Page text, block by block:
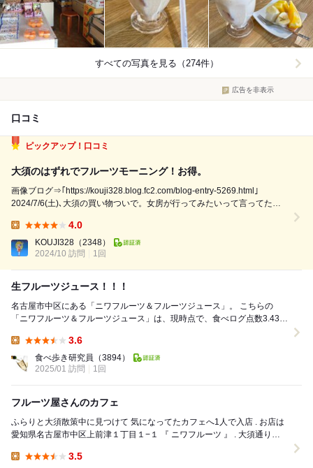
すべての写真を見る（274件）
広告を非表示
口コミ
ピックアップ！口コミ
大須のはずれでフルーツモーニング！お得。
画像ブログ⇒｢https://kouji328.blog.fc2.com/blog-entry-5269.html｣
2024/7/6(土)､大須の買い物ついで。女房が行ってみたいって言ってたモ
｢やきとり角屋｣がある交差点を南東に...
4.0
KOUJI328 （2348）
2024/10 訪問
1回
生フルーツジュース！！！
名古屋市中区にある「ニワフルーツ＆フルーツジュース」。 こちらの
「ニワフルーツ＆フルーツジュース」は、現時点で、食べログ点数3.43な
3.6
食べ歩き研究員 （3894）
2025/01 訪問
1回
フルーツ屋さんのカフェ
ふらりと大須散策中に見つけて 気になってたカフェへ1人で入店 . お店は
愛知県名古屋市中区上前津１丁目１−１ 『 ニワフルーツ 』 . 大須通り沿
3.5